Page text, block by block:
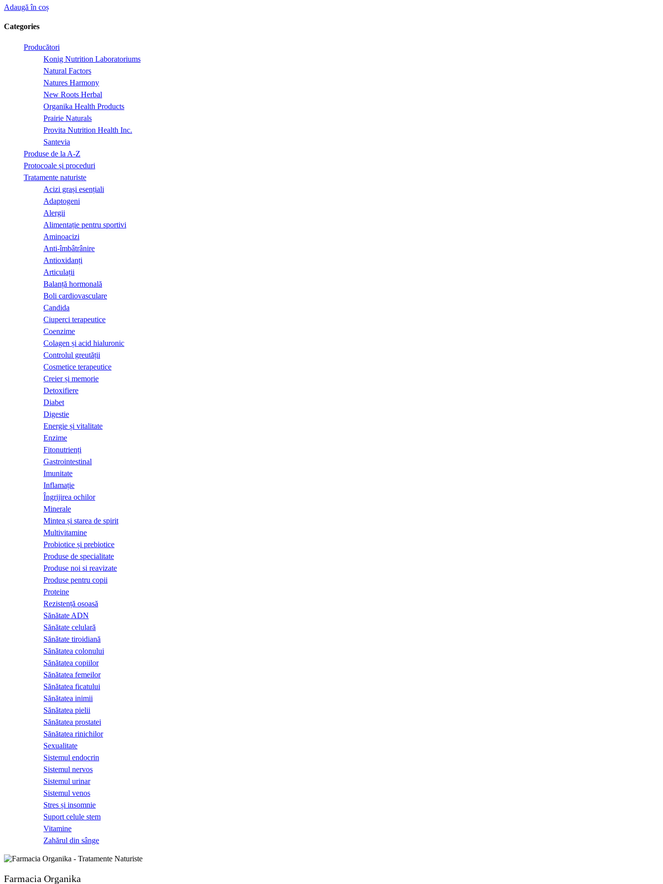
Adaugă în coș
Categories
Producători
Konig Nutrition Laboratoriums
Natural Factors
Natures Harmony
New Roots Herbal
Organika Health Products
Prairie Naturals
Provita Nutrition Health Inc.
Santevia
Produse de la A-Z
Protocoale și proceduri
Tratamente naturiste
Acizi grași esențiali
Adaptogeni
Alergii
Alimentație pentru sportivi
Aminoacizi
Anti-îmbâtrânire
Antioxidanți
Articulații
Balanță hormonală
Boli cardiovasculare
Candida
Ciuperci terapeutice
Coenzime
Colagen și acid hialuronic
Controlul greutății
Cosmetice terapeutice
Creier și memorie
Detoxifiere
Diabet
Digestie
Energie și vitalitate
Enzime
Fitonutrienți
Gastrointestinal
Imunitate
Inflamație
Îngrijirea ochilor
Minerale
Mintea și starea de spirit
Multivitamine
Probiotice și prebiotice
Produse de specialitate
Produse noi si reavizate
Produse pentru copii
Proteine
Rezistență osoasă
Sănătate ADN
Sănătate celulară
Sănătate tiroidiană
Sănătatea colonului
Sănătatea copiilor
Sănătatea femeilor
Sănătatea ficatului
Sănătatea inimii
Sănătatea pielii
Sănătatea prostatei
Sănătatea rinichilor
Sexualitate
Sistemul endocrin
Sistemul nervos
Sistemul urinar
Sistemul venos
Stres și insomnie
Suport celule stem
Vitamine
Zahărul din sânge
Farmacia Organika